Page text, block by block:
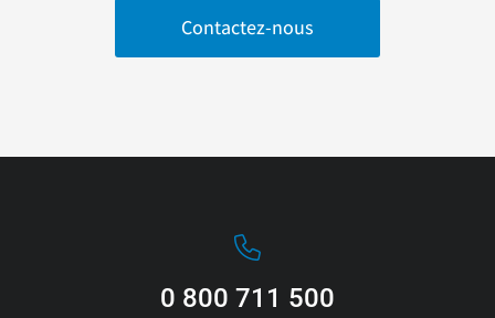
Contactez-nous
0 800 711 500